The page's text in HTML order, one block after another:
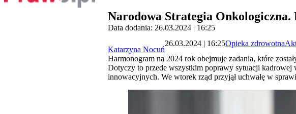
Narodowa Strategia Onkologiczna.
Data dodania: 26.03.2024 | 16:25
Katarzyna Nocuń
26.03.2024 | 16:25Opieka zdrowotna
Harmonogram na 2024 rok obejmuje zadania, które
Dotyczy to przede wszystkim poprawy sytuacji
innowacyjnych. We wtorek rząd przyjął uchwałę w